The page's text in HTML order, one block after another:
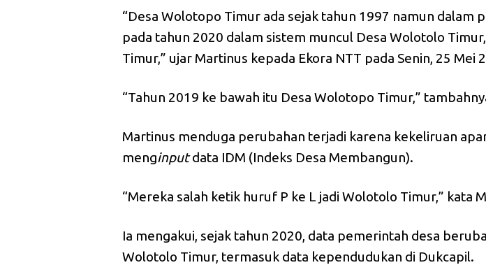
“Desa Wolotopo Timur ada sejak tahun 1997 namun dalam
pada tahun 2020 dalam sistem muncul Desa Wolotolo
Timur,” ujar Martinus kepada Ekora NTT pada Senin, 25 Mei
“Tahun 2019 ke bawah itu Desa Wolotopo Timur,”
Martinus menduga perubahan terjadi karena kekeliruan
menginputdata IDM (Indeks Desa Membangun).
“Mereka salah ketik huruf P ke L jadi Wolotolo Timur,” kata
Ia mengakui, sejak tahun 2020, data pemerintah desa
Wolotolo Timur, termasuk data kependudukan di Dukcapil.